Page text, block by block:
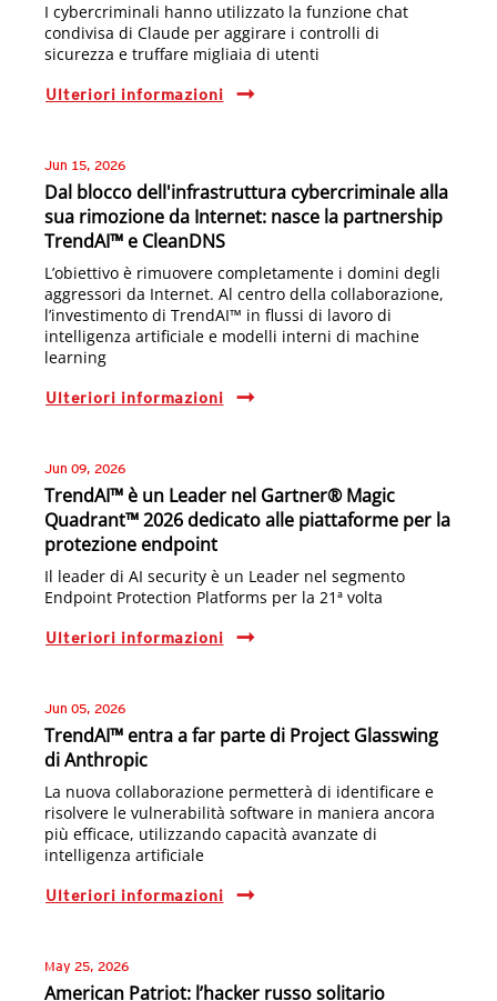
I cybercriminali hanno utilizzato la funzione chat
condivisa di Claude per aggirare i controlli di
sicurezza e truffare migliaia di utenti
Ulteriori informazioni
Jun 15, 2026
Dal blocco dell'infrastruttura cybercriminale alla
sua rimozione da Internet: nasce la partnership
TrendAI™ e CleanDNS
L’obiettivo è rimuovere completamente i domini degli
aggressori da Internet. Al centro della collaborazione,
l’investimento di TrendAI™ in flussi di lavoro di
intelligenza artificiale e modelli interni di machine
learning
Ulteriori informazioni
Jun 09, 2026
TrendAI™ è un Leader nel Gartner® Magic
Quadrant™ 2026 dedicato alle piattaforme per la
protezione endpoint
Il leader di AI security è un Leader nel segmento
Endpoint Protection Platforms per la 21ª volta
Ulteriori informazioni
Jun 05, 2026
TrendAI™ entra a far parte di Project Glasswing
di Anthropic
La nuova collaborazione permetterà di identificare e
risolvere le vulnerabilità software in maniera ancora
più efficace, utilizzando capacità avanzate di
intelligenza artificiale
Ulteriori informazioni
May 25, 2026
American Patriot: l’hacker russo solitario